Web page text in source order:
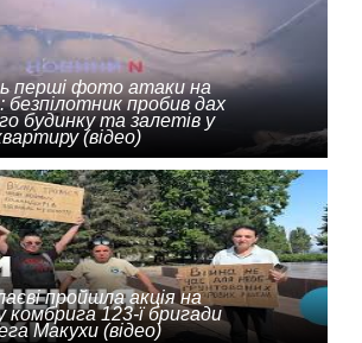
перші фото атаки на
безпілотник пробив дах
будинку та залетів у
(відео)
пройшла акція на
комбрига 123-ї бригади
Макухи (відео)